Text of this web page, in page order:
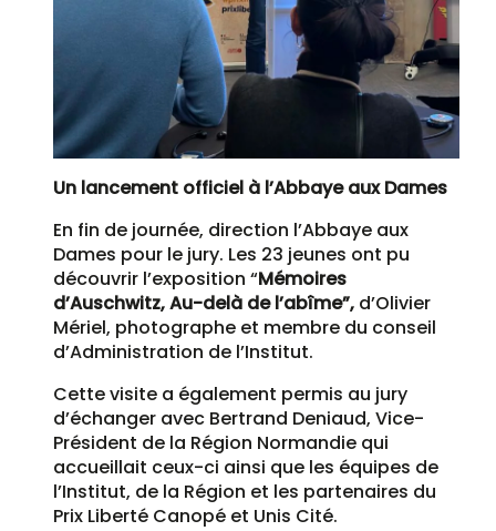
Un lancement officiel à l’Abbaye aux Dames
En fin de journée, direction l’Abbaye aux
Dames pour le jury. Les 23 jeunes ont pu
découvrir l’exposition “Mémoires
d’Auschwitz, Au-delà de l’abîme”, d’Olivier
Mériel, photographe et membre du conseil
d’Administration de l’Institut.
Cette visite a également permis au jury
d’échanger avec Bertrand Deniaud, Vice-
Président de la Région Normandie qui
accueillait ceux-ci ainsi que les équipes de
l’Institut, de la Région et les partenaires du
Prix Liberté Canopé et Unis Cité.